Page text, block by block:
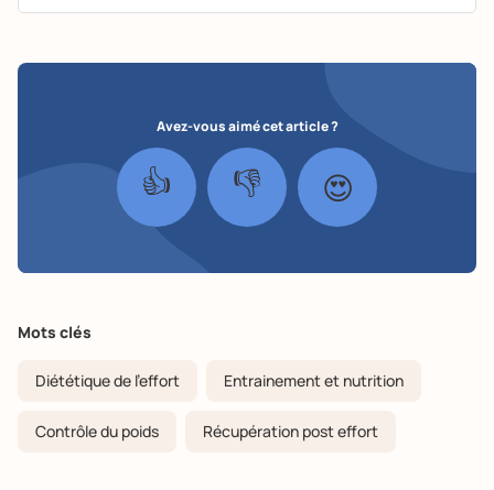
Avez-vous aimé cet article ?
👍 👎 😍
Mots clés
Diététique de l'effort Entrainement et nutrition
Contrôle du poids Récupération post effort